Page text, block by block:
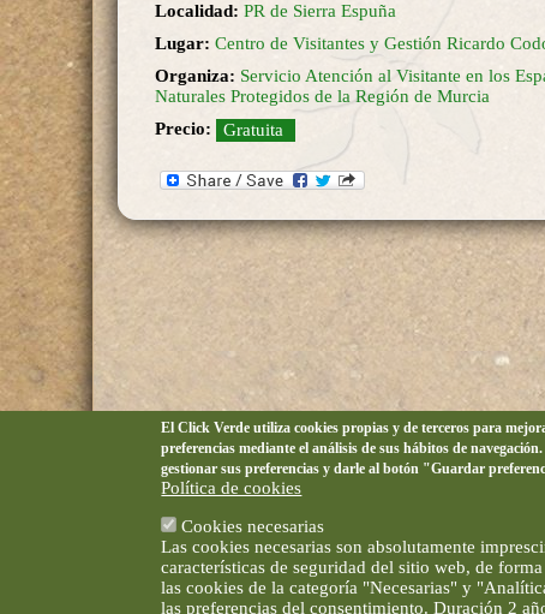
Localidad: PR de Sierra Espuña
Lugar: Centro de Visitantes y Gestión Ricardo
Organiza: Servicio Atención al Visitante en los
Naturales Protegidos de la Región de Murcia
Precio:
Gratuita
El Click Verde utiliza cookies propias y de terceros para
preferencias mediante el análisis de sus hábitos de
gestionar sus preferencias y darle al botón "Guardar
Política de cookies
Cookies necesarias
Las cookies necesarias son absolutamente
características de seguridad del sitio web, de
las cookies de la categoría "Necesarias" y
las preferencias del consentimiento. Duración 2